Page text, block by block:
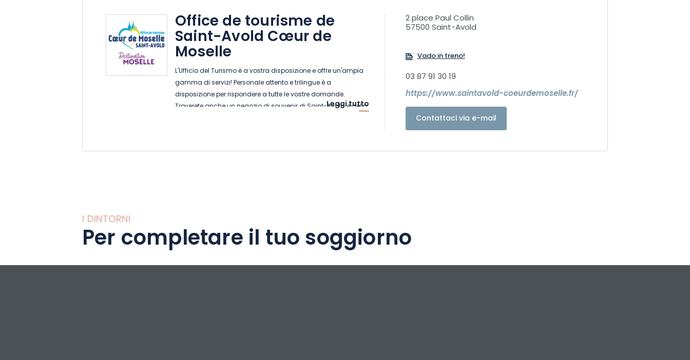
Office de tourisme de
Saint-Avold Cœur de
Moselle
L'Ufficio del Turismo è a vostra disposizione e offre un'ampia
gamma di servizi! Personale attento e trilingue è a
disposizione per rispondere a tutte le vostre domande.
Troverete anche un negozio di souvenir di Saint-Avold e della
voi e i vostri bambini...
Leggi tutto
2 place Paul Collin
57500 Saint-Avold
Vado in treno!
03 87 91 30 19
https://www.saintavold-coeurdemoselle.fr/
Contattaci via e-mail
I DINTORNI
Per completare il tuo soggiorno